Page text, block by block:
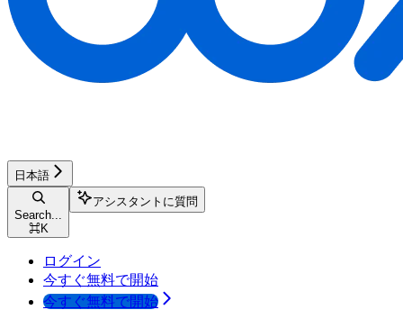
日本語
Search...
⌘K
アシスタントに質問
ログイン
今すぐ無料で開始
今すぐ無料で開始